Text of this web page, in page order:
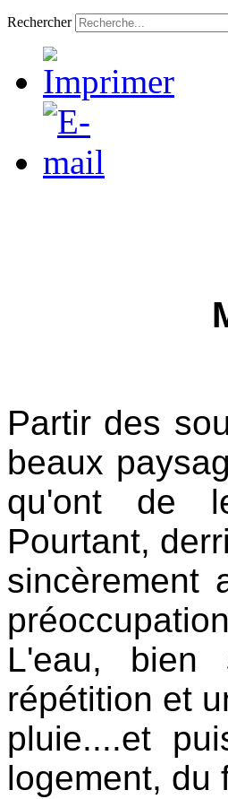
Rechercher
Partir des
beaux
qu'ont de
Pourtant,
sincèrement
L'eau, bien
répétition et
pluie....et
logement, du